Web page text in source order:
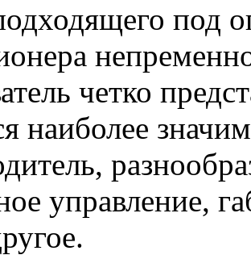
под
четко
наиболее
управление,